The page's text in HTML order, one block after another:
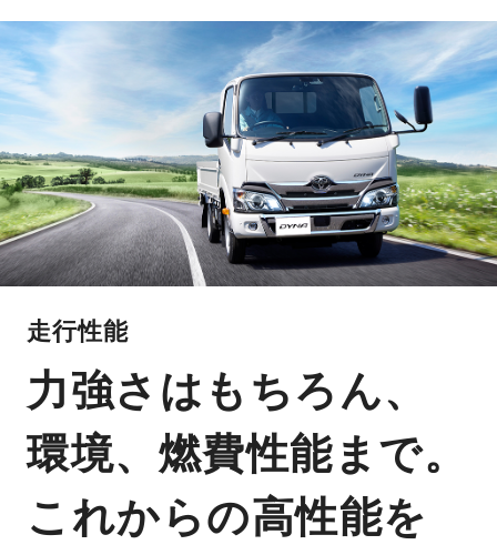
走行性能
力強さはもちろん、
環境、燃費性能まで。
これからの高性能を